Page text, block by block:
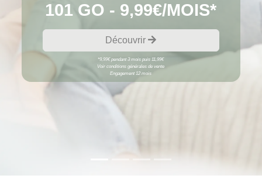
101 GO - 9,99€/MOIS*
Découvrir
*9,99€ pendant 3 mois puis 11,99€
Voir conditions générales de vente
Engagement 12 mois